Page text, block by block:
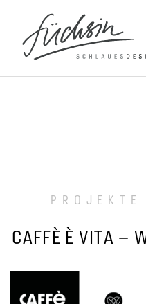
CAFFÈ È VITA –